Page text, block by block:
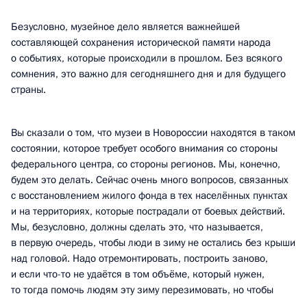
Безусловно, музейное дело является важнейшей
составляющей сохранения исторической памяти народа
о событиях, которые происходили в прошлом. Без всякого
сомнения, это важно для сегодняшнего дня и для будущего
страны.
Вы сказали о том, что музеи в Новороссии находятся в таком
состоянии, которое требует особого внимания со стороны
федерального центра, со стороны регионов. Мы, конечно,
будем это делать. Сейчас очень много вопросов, связанных
с восстановлением жилого фонда в тех населённых пунктах
и на территориях, которые пострадали от боевых действий.
Мы, безусловно, должны сделать это, что называется,
в первую очередь, чтобы люди в зиму не остались без крыши
над головой. Надо отремонтировать, построить заново,
и если что-то не удаётся в том объёме, который нужен,
то тогда помочь людям эту зиму перезимовать, но чтобы